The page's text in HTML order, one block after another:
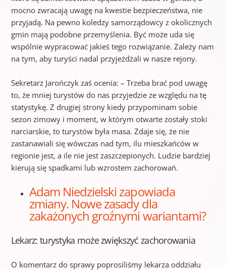
mocno zwracają uwagę na kwestie bezpieczeństwa, nie
przyjadą. Na pewno koledzy samorządowcy z okolicznych
gmin mają podobne przemyślenia. Być może uda się
wspólnie wypracować jakieś tego rozwiązanie. Zależy nam
na tym, aby turyści nadal przyjeżdżali w nasze rejony.
Sekretarz Jarończyk zaś ocenia: – Trzeba brać pod uwagę
to, że mniej turystów do nas przyjedzie ze względu na tę
statystykę. Z drugiej strony kiedy przypominam sobie
sezon zimowy i moment, w którym otwarte zostały stoki
narciarskie, to turystów była masa. Zdaje się, że nie
zastanawiali się wówczas nad tym, ilu mieszkańców w
regionie jest, a ile nie jest zaszczepionych. Ludzie bardziej
kierują się spadkami lub wzrostem zachorowań.
Adam Niedzielski zapowiada
zmiany. Nowe zasady dla
zakażonych groźnymi wariantami?
Lekarz: turystyka może zwiększyć zachorowania
O komentarz do sprawy poprosiliśmy lekarza oddziału